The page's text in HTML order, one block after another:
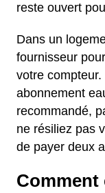
reste ouvert
Dans un
fournisseur
votre
abonnement
recommandé,
ne résiliez pas
de payer deux
Comment